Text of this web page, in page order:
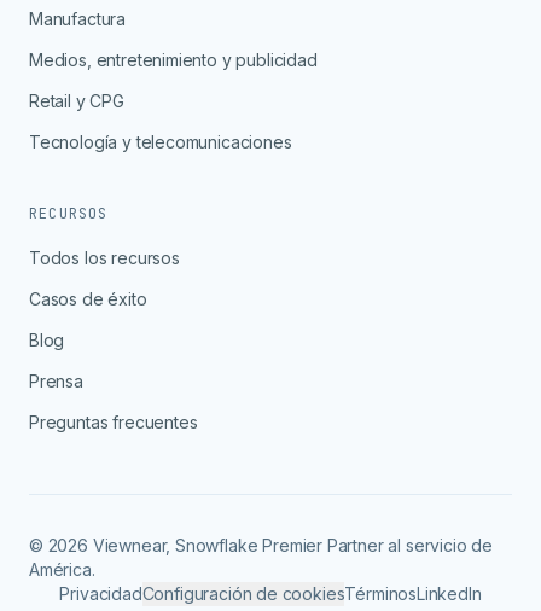
Manufactura
Medios, entretenimiento y publicidad
Retail y CPG
Tecnología y telecomunicaciones
RECURSOS
Todos los recursos
Casos de éxito
Blog
Prensa
Preguntas frecuentes
© 2026 Viewnear, Snowflake Premier Partner al servicio de
América.
PrivacidadConfiguración de cookiesTérminosLinkedIn